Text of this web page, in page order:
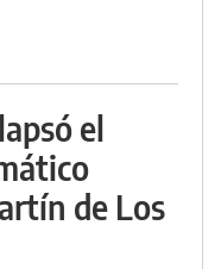
el
de Los